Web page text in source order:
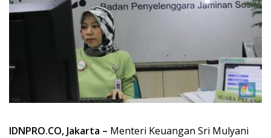
IDNPRO.CO, Jakarta – Menteri Keuangan Sri Mulyani